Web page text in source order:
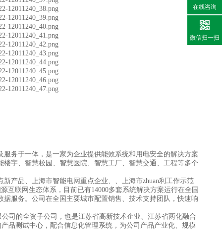
务于一体，是一家为企业提供能效系统和用电安全的解决方案
宇、智慧校园、智慧医院、智慧工厂、智慧交通、工程等多个
产品、上海市智能电网重点企业、、上海市zhuan利工作示范
互联网生态体系，目前已有14000多套系统解决方案运行在全国
服务。公司在全国主要城市配置销售、技术支持团队，快速响
司的全资子公司，也是江苏省高新技术企业、江苏省两化融合
品测试中心，配合信息化管理系统，为公司产品产业化、规模
在线咨询
微信扫一扫